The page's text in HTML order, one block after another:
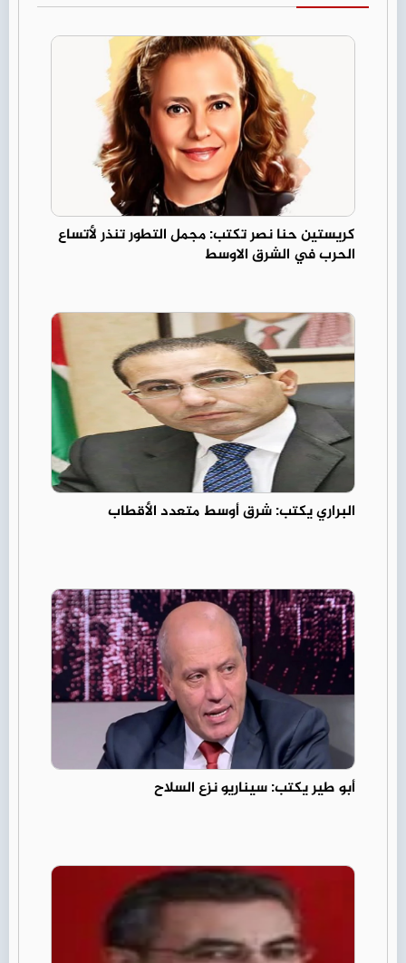
كريستين حنا نصر تكتب: مجمل التطور تنذر لأتساع
الحرب في الشرق الاوسط
البراري يكتب: شرق أوسط متعدد الأقطاب
أبو طير يكتب: سيناريو نزع السلاح